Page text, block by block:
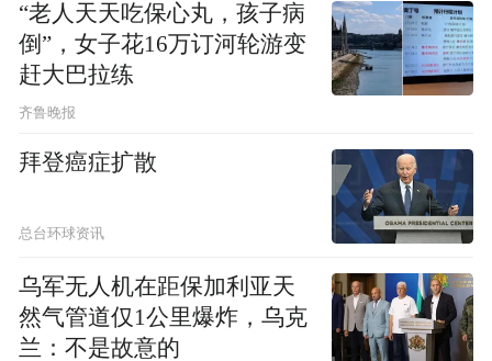
“老人天天吃保心丸，孩子病
倒”，女子花16万订河轮游变
赶大巴拉练
齐鲁晚报
拜登癌症扩散
总台环球资讯
乌军无人机在距保加利亚天
然气管道仅1公里爆炸，乌克
兰：不是故意的